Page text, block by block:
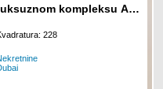
kompleksu Art
228